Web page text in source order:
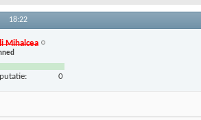
18:22
Mihalcea
0